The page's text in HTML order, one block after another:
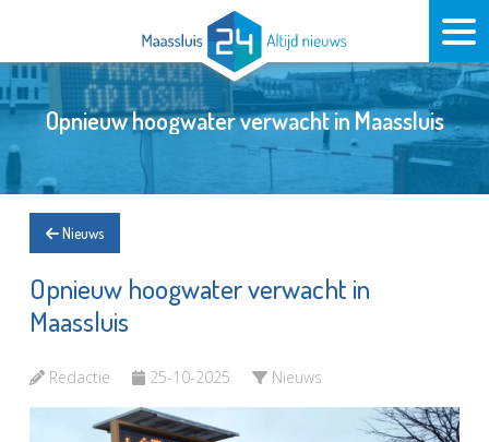
Opnieuw hoogwater verwacht in Maassluis
Nieuws
Opnieuw hoogwater verwacht in
Maassluis
Redactie 25-10-2025 Nieuws